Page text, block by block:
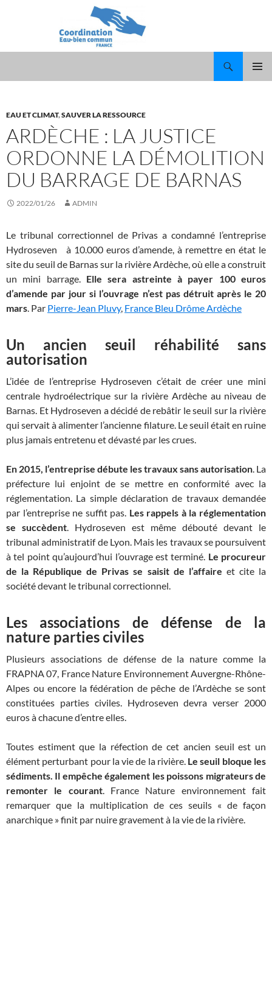
EAU ET CLIMAT,SAUVER LA RESSOURCE
ARDÈCHE : LA JUSTICE
ORDONNE LA DÉMOLITION
DU BARRAGE DE BARNAS
2022/01/26 ADMIN
Le tribunal correctionnel de Privas a condamné l’entreprise
Hydroseven à 10.000 euros d’amende, à remettre en état le
site du seuil de Barnas sur la rivière Ardèche, où elle a construit
un mini barrage. Elle sera astreinte à payer 100 euros
d’amende par jour si l’ouvrage n’est pas détruit après le 20
mars. Par Pierre-Jean Pluvy, France Bleu Drôme Ardèche
Un ancien seuil réhabilité sans
autorisation
L’idée de l’entreprise Hydroseven c’était de créer une mini
centrale hydroélectrique sur la rivière Ardèche au niveau de
Barnas. Et Hydroseven a décidé de rebâtir le seuil sur la rivière
qui servait à alimenter l’ancienne filature. Le seuil était en ruine
plus jamais entretenu et dévasté par les crues.
En 2015, l’entreprise débute les travaux sans autorisation. La
préfecture lui enjoint de se mettre en conformité avec la
réglementation. La simple déclaration de travaux demandée
par l’entreprise ne suffit pas. Les rappels à la réglementation
se succèdent. Hydroseven est même débouté devant le
tribunal administratif de Lyon. Mais les travaux se poursuivent
à tel point qu’aujourd’hui l’ouvrage est terminé. Le procureur
de la République de Privas se saisit de l’affaire et cite la
société devant le tribunal correctionnel.
Les associations de défense de la
nature parties civiles
Plusieurs associations de défense de la nature comme la
FRAPNA 07, France Nature Environnement Auvergne-Rhône-
Alpes ou encore la fédération de pêche de l’Ardèche se sont
constituées parties civiles. Hydroseven devra verser 2000
euros à chacune d’entre elles.
Toutes estiment que la réfection de cet ancien seuil est un
élément perturbant pour la vie de la rivière. Le seuil bloque les
sédiments. Il empêche également les poissons migrateurs de
remonter le courant. France Nature environnement fait
remarquer que la multiplication de ces seuils « de façon
anarchique » finit par nuire gravement à la vie de la rivière.